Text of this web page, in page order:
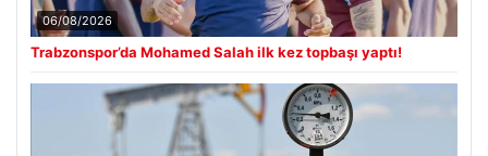
06/08/2026
Trabzonspor’da Mohamed Salah ilk kez topbaşı yaptı!